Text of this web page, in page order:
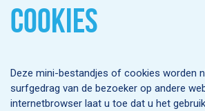
COOKIES
Deze mini-bestandjes of cookies worden
surfgedrag van de bezoeker op andere
internetbrowser laat u toe dat u het